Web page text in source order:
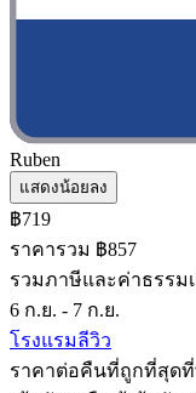
Ruben
แสดงน้อยลง
฿719
ราคารวม ฿857
รวมภาษีและค่าธรรม
6 ก.ย. - 7 ก.ย.
โรงแรมลีวิว
ราคาต่อคืนที่ถูกที่สุดที่